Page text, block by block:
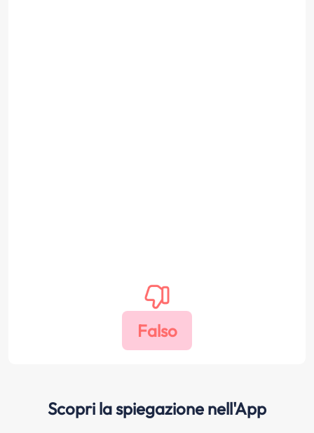
Scopri la spiegazione nell'App